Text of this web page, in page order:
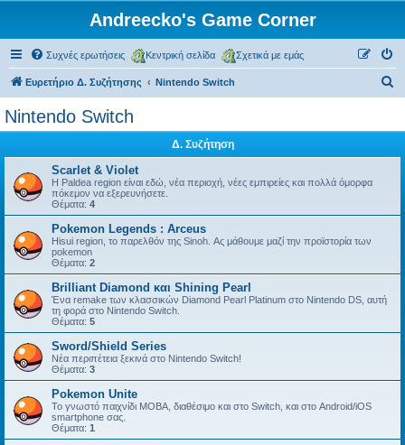
Andreecko's Game Corner
Συχνές ερωτήσεις Κεντρική σελίδα Σχετικά με εμάς
Ευρετήριο Δ. Συζήτησης Nintendo Switch
Nintendo Switch
Δ. Συζήτηση
Scarlet & Violet
Η Paldea region είναι εδώ, νέα περιοχή, νέες εμπιρείες και πολλά όμορφα
πόκεμον να εξερευνήσετε.
Θέματα: 4
Pokemon Legends : Arceus
Hisui region, το παρελθόν της Sinoh. Ας μάθουμε μαζί την προϊστορία των
pokemon
Θέματα: 2
Brilliant Diamond και Shining Pearl
Ένα remake των κλασσικών Diamond Pearl Platinum στο Nintendo DS, αυτή
τη φορά στο Nintendo Switch.
Θέματα: 5
Sword/Shield Series
Νέα περιπέτεια ξεκινά στο Nintendo Switch!
Θέματα: 3
Pokemon Unite
Το γνωστό παιχνίδι MOBA, διαθέσιμο και στο Switch, και στο Android/iOS
smartphone σας.
Θέματα: 1